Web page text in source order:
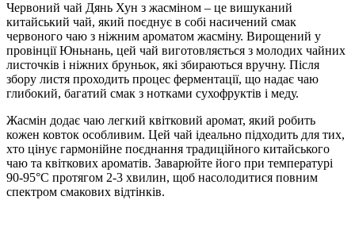
Червоний чай Дянь Хун з жасміном – це вишуканий
китайський чай, який поєднує в собі насичений смак
червоного чаю з ніжним ароматом жасміну. Вирощений у
провінції Юньнань, цей чай виготовляється з молодих чайних
листочків і ніжних бруньок, які збираються вручну. Після
збору листя проходить процес ферментації, що надає чаю
глибокий, багатий смак з нотками сухофруктів і меду.
Жасмін додає чаю легкий квітковий аромат, який робить
кожен ковток особливим. Цей чай ідеально підходить для тих,
хто цінує гармонійне поєднання традиційного китайського
чаю та квіткових ароматів. Заварюйте його при температурі
90-95°C протягом 2-3 хвилин, щоб насолодитися повним
спектром смакових відтінків.